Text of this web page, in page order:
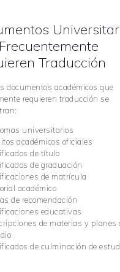
Traducción
documentos académicos que
requieren traducción se
universitarios
académicos oficiales
de título
de graduación
de matrícula
académico
de recomendación
educativas
de materias y planes
de culminación de